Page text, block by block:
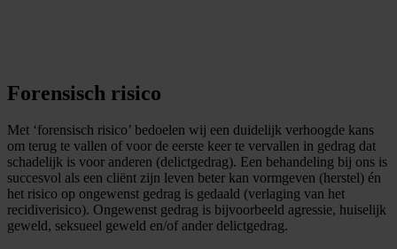
Forensisch risico
Met ‘forensisch risico’ bedoelen wij een duidelijk verhoogde kans
om terug te vallen of voor de eerste keer te vervallen in gedrag dat
schadelijk is voor anderen (delictgedrag). Een behandeling bij ons is
succesvol als een cliënt zijn leven beter kan vormgeven (herstel) én
het risico op ongewenst gedrag is gedaald (verlaging van het
recidiverisico). Ongewenst gedrag is bijvoorbeeld agressie, huiselijk
geweld, seksueel geweld en/of ander delictgedrag.